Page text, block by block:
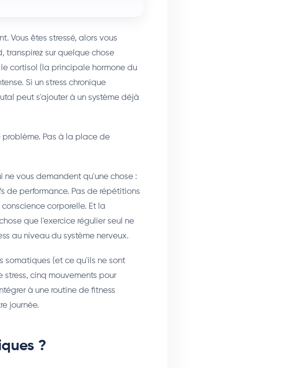
Vous êtes stressé, alors vous
transpirez sur quelque chose
cortisol (la principale hormone du
Si un stress chronique
peut s'ajouter à un système déjà
Pas à la place de
ne vous demandent qu'une chose :
de performance. Pas de répétitions
corporelle. Et la
que l'exercice régulier seul ne
au niveau du système nerveux.
somatiques (et ce qu'ils ne sont
cinq mouvements pour
à une routine de fitness
journée.
?